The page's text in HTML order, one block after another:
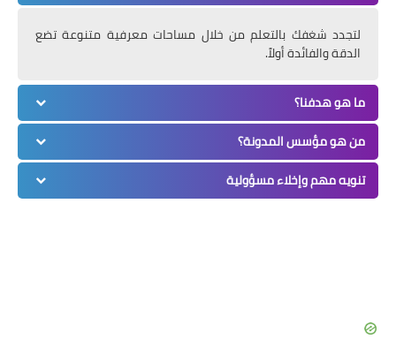
لتجدد شغفك بالتعلم من خلال مساحات معرفية متنوعة تضع
الدقة والفائدة أولاً.
ما هو هدفنا؟
من هو مؤسس المدونة؟
تنويه مهم وإخلاء مسؤولية